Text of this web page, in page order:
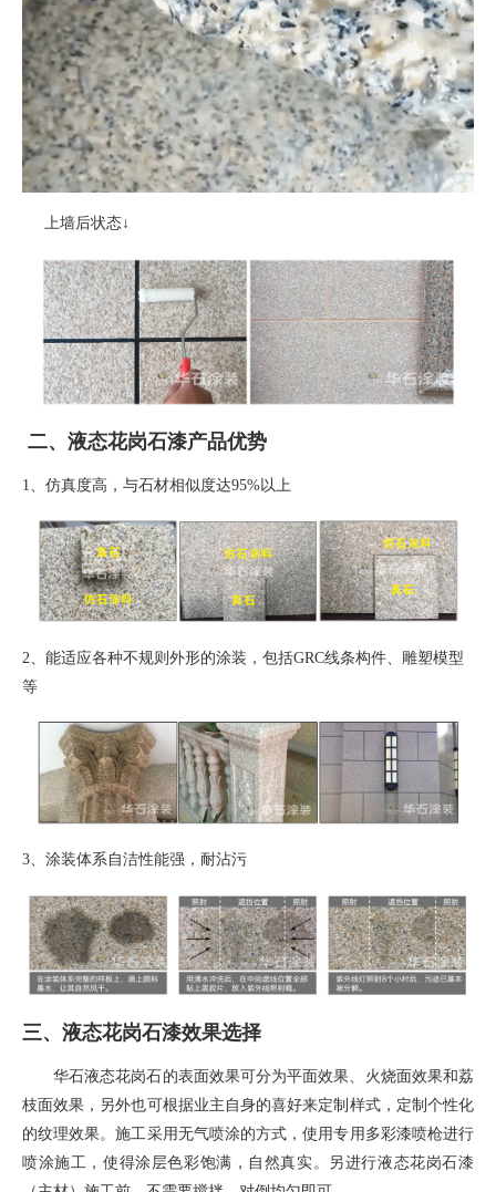
上墙后状态↓
二、液态花岗石漆产品优势
1、 仿真度高，与石材相似度达95%以上
2、 能适应各种不规则外形的涂装，包括GRC线条构件、雕塑模型
等
3、 涂装体系自洁性能强，耐沾污
三、液态花岗石漆效果选择
华石液态花岗石的表面效果可分为平面效果、火烧面效果和荔
枝面效果，另外也可根据业主自身的喜好来定制样式，定制个性化
的纹理效果。施工采用无气喷涂的方式，使用专用多彩漆喷枪进行
喷涂施工，使得涂层色彩饱满，自然真实。另进行液态花岗石漆